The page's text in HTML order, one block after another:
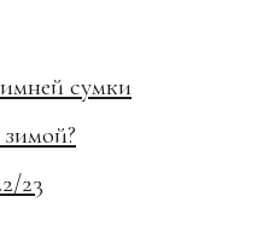
сумки
23